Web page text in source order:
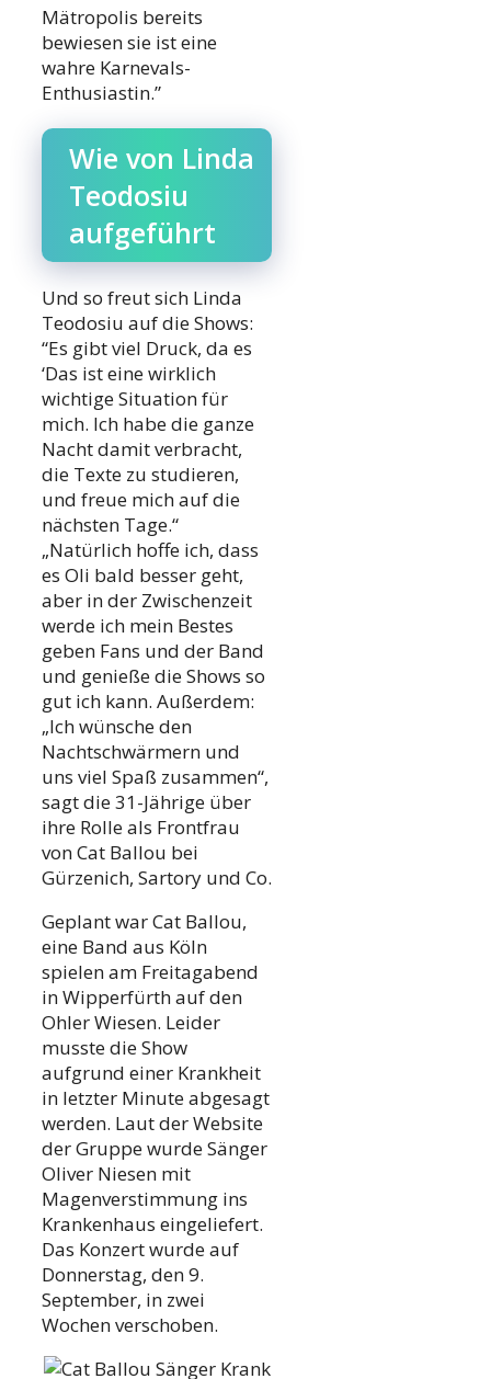
Mätropolis bereits
bewiesen sie ist eine
wahre Karnevals-
Enthusiastin.”
Wie von Linda
Teodosiu
aufgeführt
Und so freut sich Linda
Teodosiu auf die Shows:
“Es gibt viel Druck, da es
‘Das ist eine wirklich
wichtige Situation für
mich. Ich habe die ganze
Nacht damit verbracht,
die Texte zu studieren,
und freue mich auf die
nächsten Tage.“
„Natürlich hoffe ich, dass
es Oli bald besser geht,
aber in der Zwischenzeit
werde ich mein Bestes
geben Fans und der Band
und genieße die Shows so
gut ich kann. Außerdem:
„Ich wünsche den
Nachtschwärmern und
uns viel Spaß zusammen“,
sagt die 31-Jährige über
ihre Rolle als Frontfrau
von Cat Ballou bei
Gürzenich, Sartory und Co.
Geplant war Cat Ballou,
eine Band aus Köln
spielen am Freitagabend
in Wipperfürth auf den
Ohler Wiesen. Leider
musste die Show
aufgrund einer Krankheit
in letzter Minute abgesagt
werden. Laut der Website
der Gruppe wurde Sänger
Oliver Niesen mit
Magenverstimmung ins
Krankenhaus eingeliefert.
Das Konzert wurde auf
Donnerstag, den 9.
September, in zwei
Wochen verschoben.